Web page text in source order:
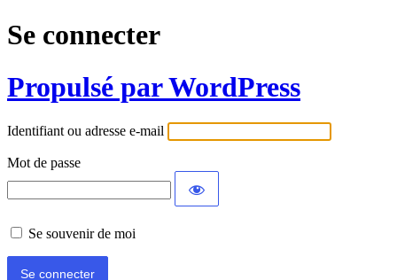
Se connecter
Propulsé par WordPress
Identifiant ou adresse e-mail
Mot de passe
Se souvenir de moi